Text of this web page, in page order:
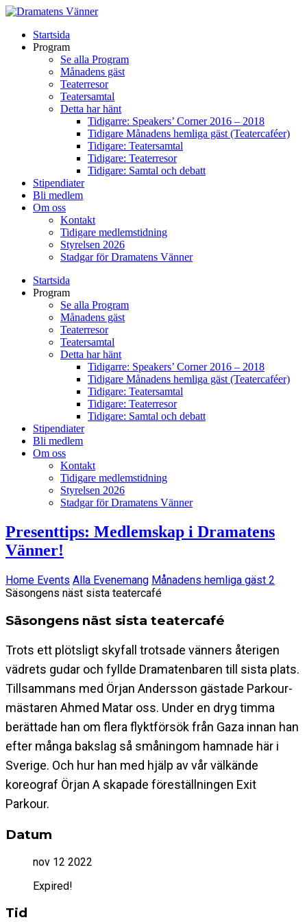
Startsida
Program
Se alla Program
Månadens gäst
Teaterresor
Teatersamtal
Detta har hänt
Tidigarre: Speakers’ Corner 2016 – 2018
Tidigare Månadens hemliga gäst (Teatercaféer)
Tidigare: Teatersamtal
Tidigare: Teaterresor
Tidigare: Samtal och debatt
Stipendiater
Bli medlem
Om oss
Kontakt
Tidigare medlemstidning
Styrelsen 2026
Stadgar för Dramatens Vänner
Startsida
Program
Se alla Program
Månadens gäst
Teaterresor
Teatersamtal
Detta har hänt
Tidigarre: Speakers’ Corner 2016 – 2018
Tidigare Månadens hemliga gäst (Teatercaféer)
Tidigare: Teatersamtal
Tidigare: Teaterresor
Tidigare: Samtal och debatt
Stipendiater
Bli medlem
Om oss
Kontakt
Tidigare medlemstidning
Styrelsen 2026
Stadgar för Dramatens Vänner
Presenttips: Medlemskap i Dramatens
Vänner!
Home Events Alla Evenemang Månadens hemliga gäst 2
Säsongens näst sista teatercafé
Säsongens näst sista teatercafé
Trots ett plötsligt skyfall trotsade vänners återigen
vädrets gudar och fyllde Dramatenbaren till sista plats.
Tillsammans med Örjan Andersson gästade Parkour-
mästaren Ahmed Matar oss. Under en dryg timma
berättade han om flera flyktförsök från Gaza innan han
efter många bakslag så småningom hamnade här i
Sverige. Och hur han med hjälp av vår välkände
koreograf Örjan A skapade föreställningen Exit
Parkour.
Datum
nov 12 2022
Expired!
Tid